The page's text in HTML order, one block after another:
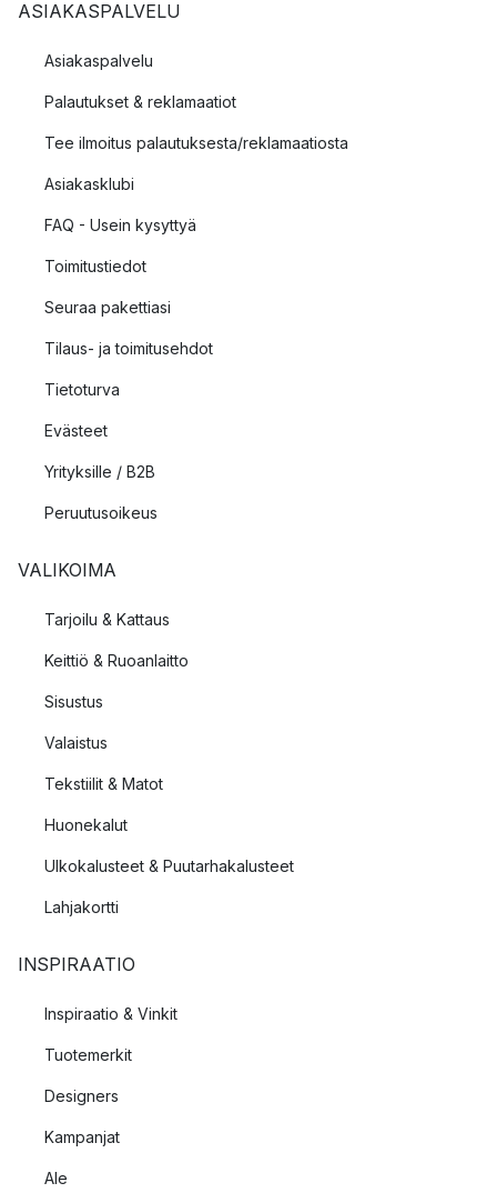
ASIAKASPALVELU
Asiakaspalvelu
Palautukset & reklamaatiot
Tee ilmoitus palautuksesta/reklamaatiosta
Asiakasklubi
FAQ - Usein kysyttyä
Toimitustiedot
Seuraa pakettiasi
Tilaus- ja toimitusehdot
Tietoturva
Evästeet
Yrityksille / B2B
Peruutusoikeus
VALIKOIMA
Tarjoilu & Kattaus
Keittiö & Ruoanlaitto
Sisustus
Valaistus
Tekstiilit & Matot
Huonekalut
Ulkokalusteet & Puutarhakalusteet
Lahjakortti
INSPIRAATIO
Inspiraatio & Vinkit
Tuotemerkit
Designers
Kampanjat
Ale